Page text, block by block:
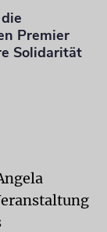
Premier
Solidarität